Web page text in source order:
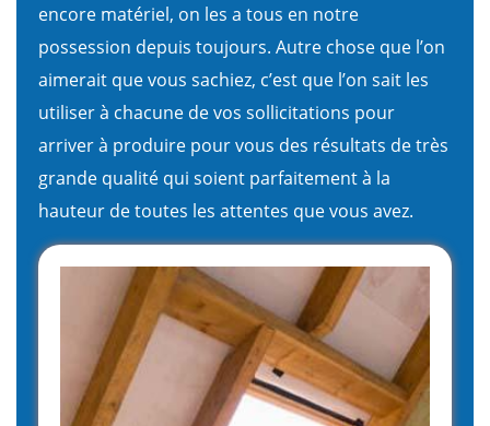
encore matériel, on les a tous en notre
possession depuis toujours. Autre chose que l’on
aimerait que vous sachiez, c’est que l’on sait les
utiliser à chacune de vos sollicitations pour
arriver à produire pour vous des résultats de très
grande qualité qui soient parfaitement à la
hauteur de toutes les attentes que vous avez.